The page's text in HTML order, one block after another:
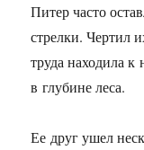
Питер часто
стрелки. Чертил
труда находила к
в глубине леса.
Ее друг ушел